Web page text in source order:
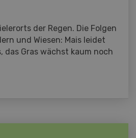
der Regen. Die Folgen
und Wiesen: Mais leidet
das Gras wächst kaum noch